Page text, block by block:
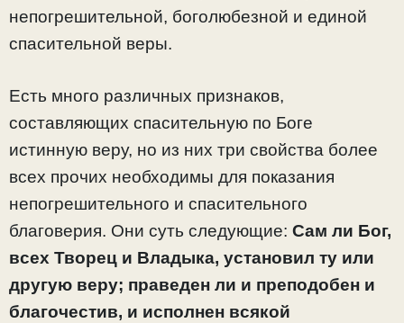
непогрешительной, боголюбезной и единой
спасительной веры.
Есть много различных признаков,
составляющих спасительную по Боге
истинную веру, но из них три свойства более
всех прочих необходимы для показания
непогрешительного и спасительного
благоверия. Они суть следующие: Сам ли Бог,
всех Творец и Владыка, установил ту или
другую веру; праведен ли и преподобен и
благочестив, и исполнен всякой